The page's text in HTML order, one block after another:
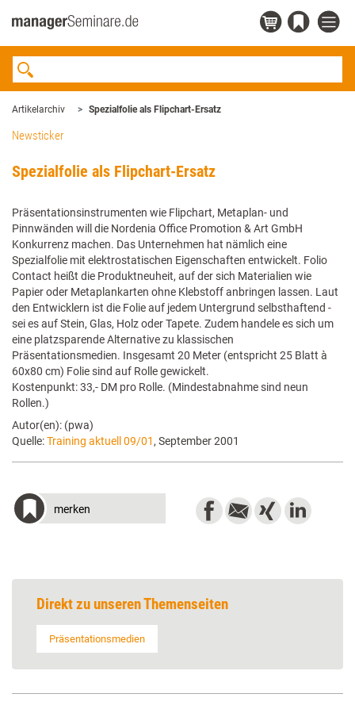
Artikelarchiv Spezialfolie als Flipchart-Ersatz
Newsticker
Spezialfolie als Flipchart-Ersatz
Präsentationsinstrumenten wie Flipchart, Metaplan- und
Pinnwänden will die Nordenia Office Promotion & Art GmbH
Konkurrenz machen. Das Unternehmen hat nämlich eine
Spezialfolie mit elektrostatischen Eigenschaften entwickelt. Folio
Contact heißt die Produktneuheit, auf der sich Materialien wie
Papier oder Metaplankarten ohne Klebstoff anbringen lassen. Laut
den Entwicklern ist die Folie auf jedem Untergrund selbsthaftend -
sei es auf Stein, Glas, Holz oder Tapete. Zudem handele es sich um
eine platzsparende Alternative zu klassischen
Präsentationsmedien. Insgesamt 20 Meter (entspricht 25 Blatt à
60x80 cm) Folie sind auf Rolle gewickelt.
Kostenpunkt: 33,- DM pro Rolle. (Mindestabnahme sind neun
Rollen.)
Autor(en): (pwa)
Quelle:Training aktuell 09/01 , September 2001
merken
Direkt zu unseren Themenseiten
Präsentationsmedien